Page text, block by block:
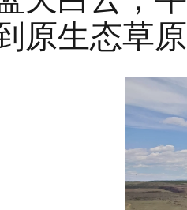
原生态草